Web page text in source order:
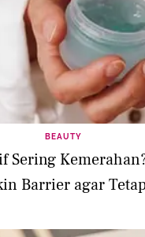
BEAUTY
Sering
Barrier agar